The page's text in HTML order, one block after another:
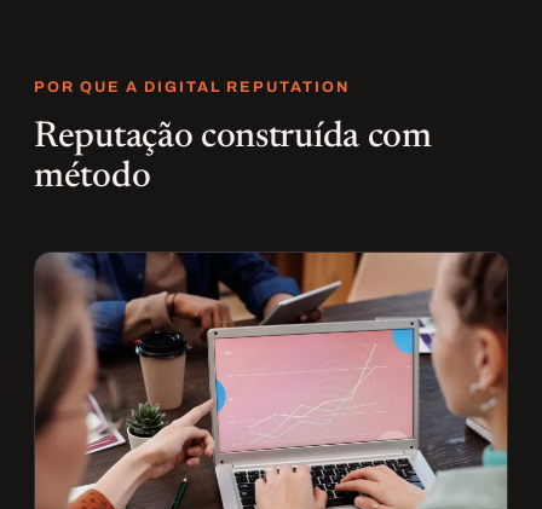
POR QUE A DIGITAL REPUTATION
Reputação construída com
método